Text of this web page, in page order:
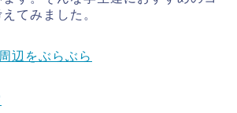
てみました。
辺をぶらぶら